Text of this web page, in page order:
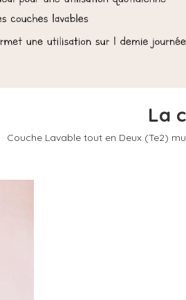
La
Couche Lavable tout en Deux (Te2)